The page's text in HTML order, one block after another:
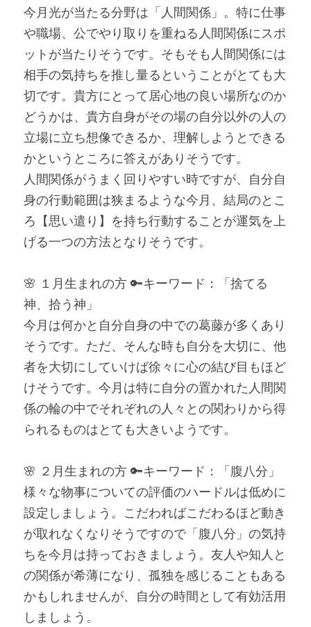
今月光が当たる分野は「人間関係」。特に仕事
や職場、公でやり取りを重ねる人間関係にスポ
ットが当たりそうです。そもそも人間関係には
相手の気持ちを推し量るということがとても大
切です。貴方にとって居心地の良い場所なのか
どうかは、貴方自身がその場の自分以外の人の
立場に立ち想像できるか、理解しようとできる
かというところに答えがありそうです。
人間関係がうまく回りやすい時ですが、自分自
身の行動範囲は狭まるような今月、結局のとこ
ろ【思い遣り】を持ち行動することが運気を上
げる一つの方法となりそうです。
🌸 １月生まれの方 🔑キーワード：「捨てる
神、拾う神」
今月は何かと自分自身の中での葛藤が多くあり
そうです。ただ、そんな時も自分を大切に、他
者を大切にしていけば徐々に心の結び目もほど
けそうです。今月は特に自分の置かれた人間関
係の輪の中でそれぞれの人々との関わりから得
られるものはとても大きいようです。
🌸 ２月生まれの方 🔑キーワード：「腹八分」
様々な物事についての評価のハードルは低めに
設定しましょう。こだわればこだわるほど動き
が取れなくなりそうですので「腹八分」の気持
ちを今月は持っておきましょう。友人や知人と
の関係が希薄になり、孤独を感じることもある
かもしれませんが、自分の時間として有効活用
しましょう。